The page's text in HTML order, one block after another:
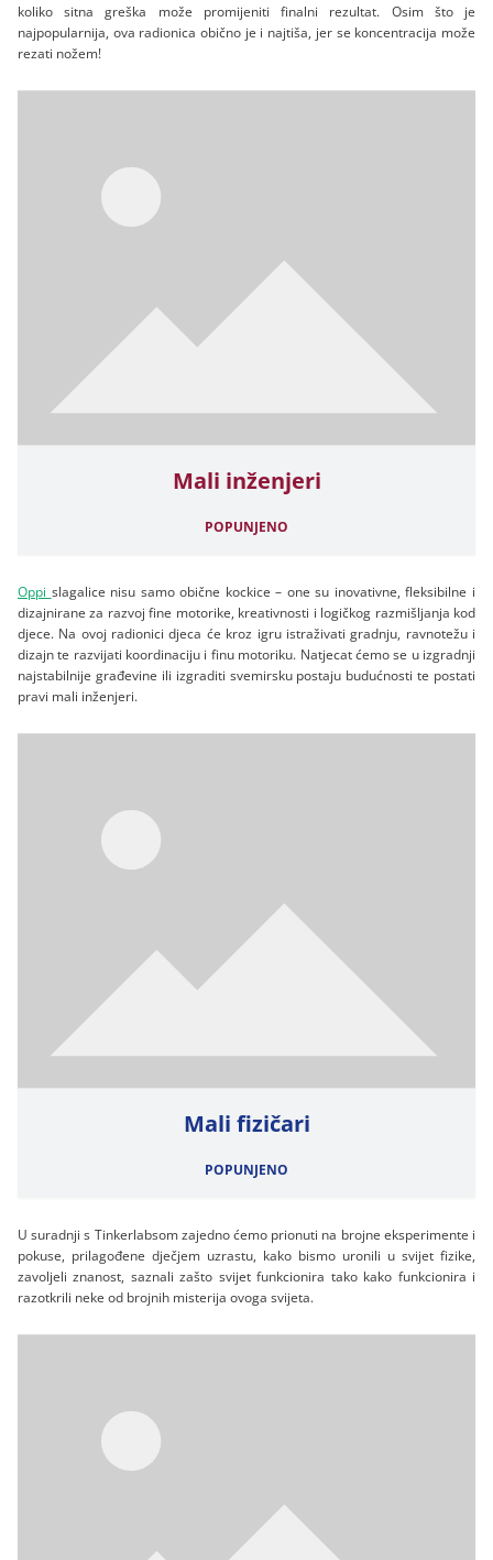
koliko sitna greška može promijeniti finalni rezultat. Osim što je
najpopularnija, ova radionica obično je i najtiša, jer se koncentracija može
rezati nožem!
Mali inženjeri
POPUNJENO
Oppi slagalice nisu samo obične kockice – one su inovativne, fleksibilne i
dizajnirane za razvoj fine motorike, kreativnosti i logičkog razmišljanja kod
djece. Na ovoj radionici djeca će kroz igru istraživati gradnju, ravnotežu i
dizajn te razvijati koordinaciju i finu motoriku. Natjecat ćemo se u izgradnji
najstabilnije građevine ili izgraditi svemirsku postaju budućnosti te postati
pravi mali inženjeri.
Mali fizičari
POPUNJENO
U suradnji s Tinkerlabsom zajedno ćemo prionuti na brojne eksperimente i
pokuse, prilagođene dječjem uzrastu, kako bismo uronili u svijet fizike,
zavoljeli znanost, saznali zašto svijet funkcionira tako kako funkcionira i
razotkrili neke od brojnih misterija ovoga svijeta.